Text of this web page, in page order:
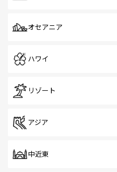
オセアニア
ハワイ
リゾート
アジア
中近東